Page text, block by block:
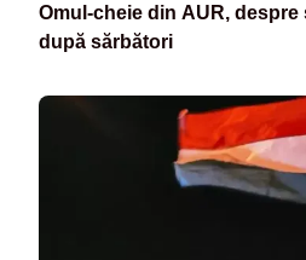
Omul-cheie din AUR,
după sărbători